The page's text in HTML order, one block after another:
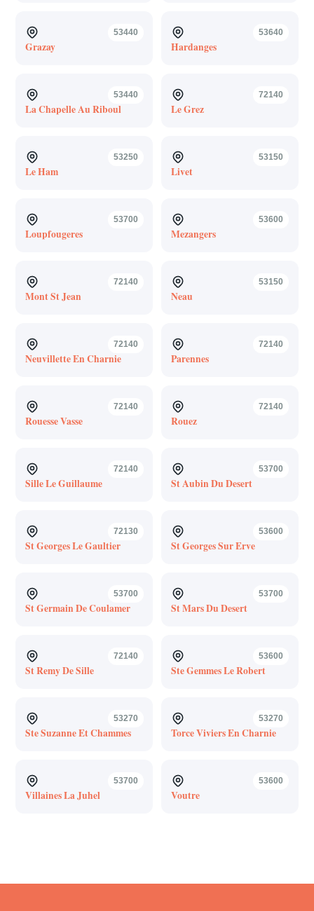
53440
Grazay
53640
Hardanges
53440
La Chapelle Au Riboul
72140
Le Grez
53250
Le Ham
53150
Livet
53700
Loupfougeres
53600
Mezangers
72140
Mont St Jean
53150
Neau
72140
Neuvillette En Charnie
72140
Parennes
72140
Rouesse Vasse
72140
Rouez
72140
Sille Le Guillaume
53700
St Aubin Du Desert
72130
St Georges Le Gaultier
53600
St Georges Sur Erve
53700
St Germain De Coulamer
53700
St Mars Du Desert
72140
St Remy De Sille
53600
Ste Gemmes Le Robert
53270
Ste Suzanne Et Chammes
53270
Torce Viviers En Charnie
53700
Villaines La Juhel
53600
Voutre